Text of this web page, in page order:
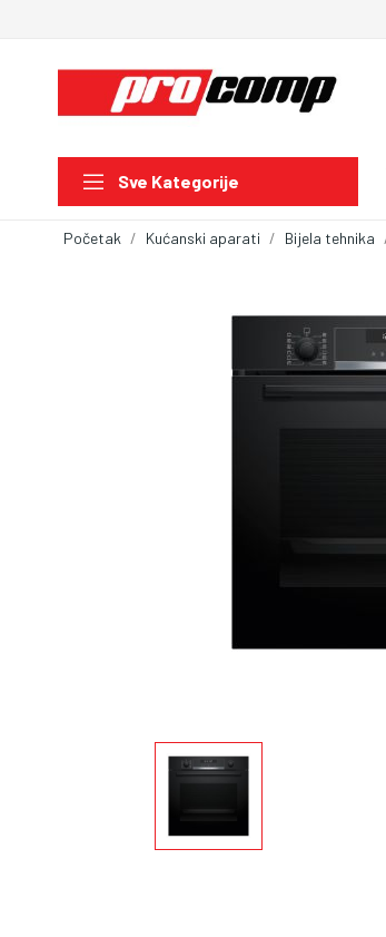
Sve Kategorije
Početak Kućanski aparati Bijela tehnika